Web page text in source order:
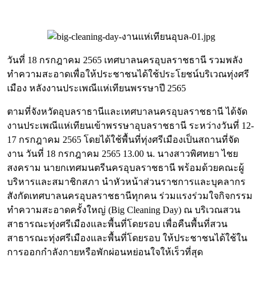
วันที่ 18 กรกฎาคม 2565 เทศบาลนครอุบลราชธานี รวมพลัง
ทำความสะอาดเพื่อให้ประชาชนได้ใช้ประโยชน์บริเวณทุ่งศรี
เมือง หลังงานประเพณีแห่เทียนพรรษาปี 2565
ตามที่จังหวัดอุบลราธานีและเทศบาลนครอุบลราชธานี ได้จัด
งานประเพณีแห่เทียนเข้าพรรษาอุบลราชธานี ระหว่างวันที่ 12-
17 กรกฎาคม 2565 โดยได้ใช้พื้นที่ทุ่งศรีเมืองเป็นสถานที่จัด
งาน วันที่ 18 กรกฎาคม 2565 13.00 น. นางสาวพิศทยา ไชย
สงคราม นายกเทศมนตรีนครอุบลราชธานี พร้อมด้วยคณะผู้
บริหารและสมาชิกสภา นำหัวหน้าส่วนราชการและบุคลากร
สังกัดเทศบาลนครอุบลราชธานีทุกคน ร่วมแรงร่วมใจกิจกรรม
ทำความสะอาดครั้งใหญ่ (Big Cleaning Day) ณ บริเวณสวน
สาธารณะทุ่งศรีเมืองและพื้นที่โดยรอบ เพื่อคืนพื้นที่สวน
สาธารณะทุ่งศรีเมืองและพื้นที่โดยรอบ ให้ประชาชนได้ใช้ใน
การออกกำลังกายหรือพักผ่อนหย่อนใจให้เร็วที่สุด